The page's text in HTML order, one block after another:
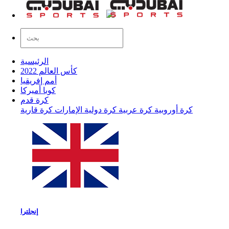
الرئيسية
كأس العالم 2022
أمم إفريقيا
كوبا أميركا
كرة قدم
كرة أوروبية كرة عربية كرة دولية الإمارات كرة قارية
إنجلترا